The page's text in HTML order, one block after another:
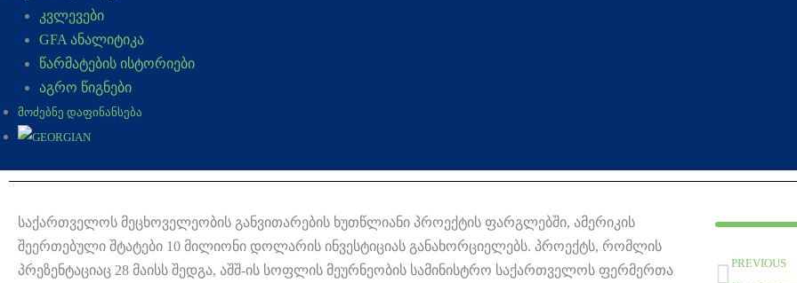
კვლევები
GFA ანალიტიკა
წარმატების ისტორიები
აგრო წიგნები
ᲛᲝᲫᲔᲑᲜᲔ ᲓᲐᲤᲘᲜᲐᲜᲡᲔᲑᲐ
საქართველოს მეცხოველეობის განვითარების ხუთწლიანი პროექტის ფარგლებში, ამერიკის
შეერთებული შტატები 10 მილიონი დოლარის ინვესტიციას განახორციელებს. პროექტს, რომლის
პრეზენტაციაც 28 მაისს შედგა, აშშ-ის სოფლის მეურნეობის სამინისტრო საქართველოს ფერმერთა
Prev
PREVIOUS